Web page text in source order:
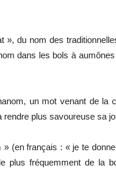
», du nom des
dans les bols à
un mot venant de la
plus savoureuse sa
(en français : « je te
plus fréquemment de la